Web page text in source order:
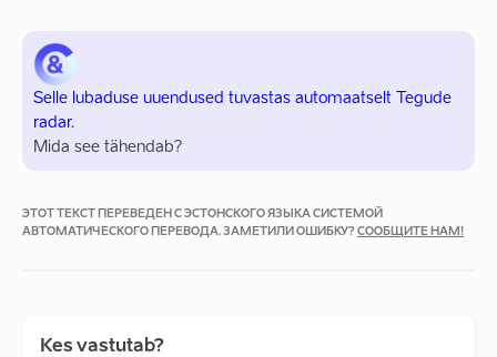
Selle lubaduse uuendused tuvastas automaatselt Tegude
radar.
Mida see tähendab?
ЭТОТ ТЕКСТ ПЕРЕВЕДЕН С ЭСТОНСКОГО ЯЗЫКА СИСТЕМОЙ
АВТОМАТИЧЕСКОГО ПЕРЕВОДА. ЗАМЕТИЛИ ОШИБКУ? СООБЩИТЕ НАМ!
Kes vastutab?